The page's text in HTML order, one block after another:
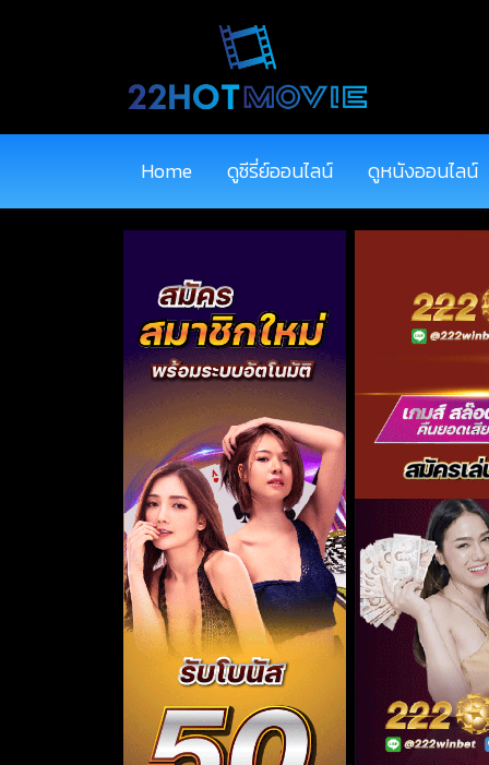
Home ดูซีรี่ย์ออนไลน์ ดูหนังออนไลน์